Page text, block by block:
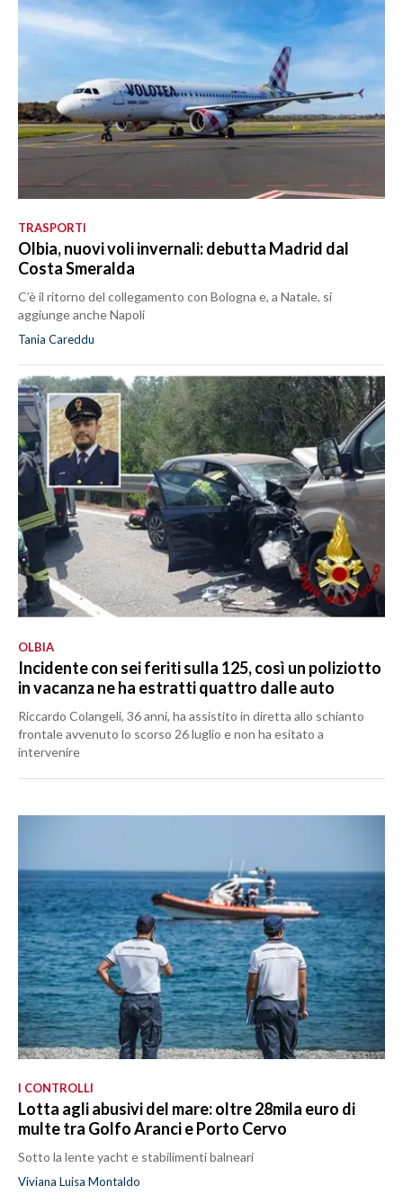
TRASPORTI
Olbia, nuovi voli invernali: debutta Madrid dal
Costa Smeralda
C’è il ritorno del collegamento con Bologna e, a Natale, si
aggiunge anche Napoli
Tania Careddu
OLBIA
Incidente con sei feriti sulla 125, così un poliziotto
in vacanza ne ha estratti quattro dalle auto
Riccardo Colangeli, 36 anni, ha assistito in diretta allo schianto
frontale avvenuto lo scorso 26 luglio e non ha esitato a
intervenire
I CONTROLLI
Lotta agli abusivi del mare: oltre 28mila euro di
multe tra Golfo Aranci e Porto Cervo
Sotto la lente yacht e stabilimenti balneari
Viviana Luisa Montaldo